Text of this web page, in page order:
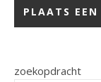
zoekopdracht